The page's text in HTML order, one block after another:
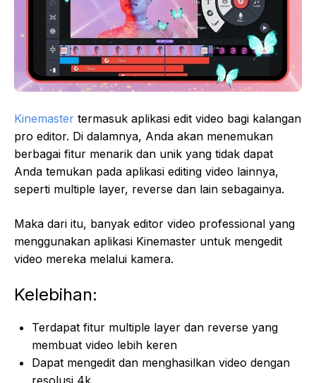
Kinemaster termasuk aplikasi edit video bagi kalangan
pro editor. Di dalamnya, Anda akan menemukan
berbagai fitur menarik dan unik yang tidak dapat
Anda temukan pada aplikasi editing video lainnya,
seperti multiple layer, reverse dan lain sebagainya.
Maka dari itu, banyak editor video professional yang
menggunakan aplikasi Kinemaster untuk mengedit
video mereka melalui kamera.
Kelebihan:
Terdapat fitur multiple layer dan reverse yang
membuat video lebih keren
Dapat mengedit dan menghasilkan video dengan
resolusi 4k